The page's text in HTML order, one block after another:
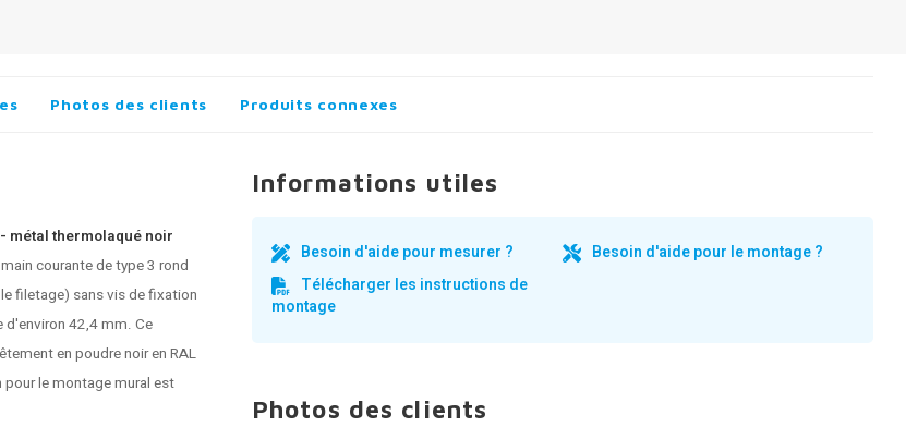
Photos des clients Produits connexes
métal thermolaqué noir
courante de type 3 rond
filetage) sans vis de fixation
d'environ 42,4 mm. Ce
en poudre noir en RAL
le montage mural est
Informations utiles
Besoin d'aide pour mesurer ?
Besoin d'aide pour le montage ?
Télécharger les instructions de
montage
Photos des clients